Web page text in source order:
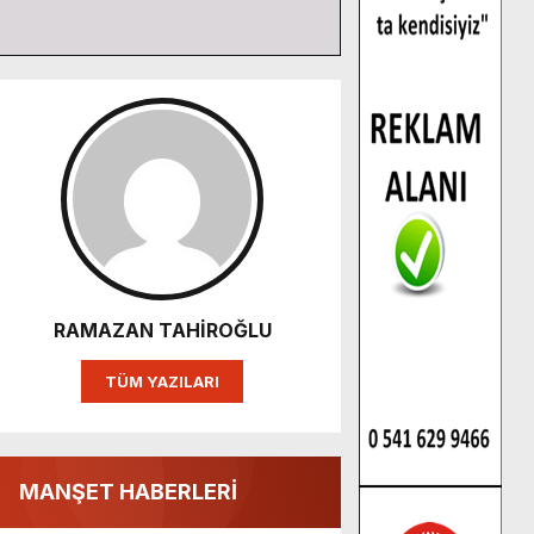
RAMAZAN TAHİROĞLU
TÜM YAZILARI
MANŞET HABERLERİ